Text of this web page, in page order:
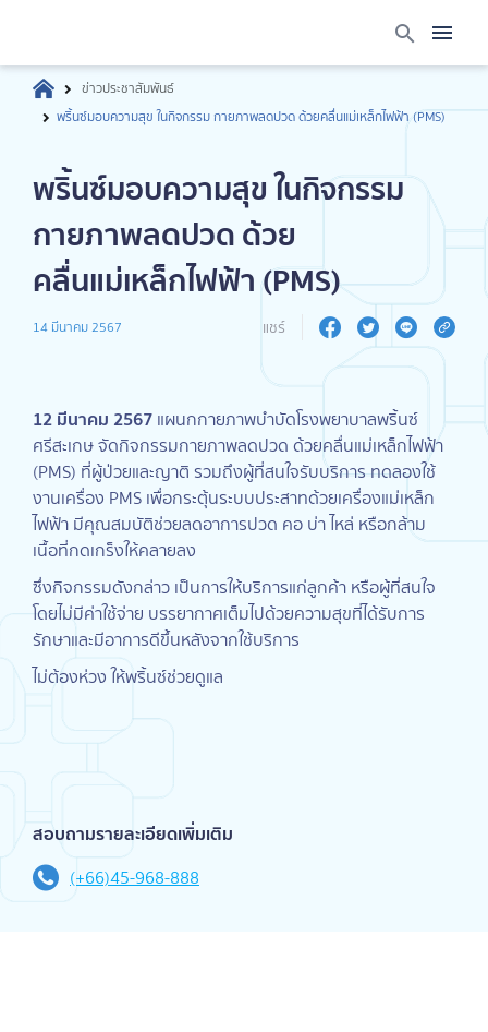
ข่าวประชาสัมพันธ์
พริ้นซ์มอบความสุข ในกิจกรรม กายภาพลดปวด ด้วยคลื่นแม่เหล็กไฟฟ้า (PMS)
พริ้นซ์มอบความสุข ในกิจกรรม
กายภาพลดปวด ด้วย
คลื่นแม่เหล็กไฟฟ้า (PMS)
14 มีนาคม 2567 แชร์
12 มีนาคม 2567 แผนกกายภาพบำบัดโรงพยาบาลพริ้นซ์
ศรีสะเกษ จัดกิจกรรมกายภาพลดปวด ด้วยคลื่นแม่เหล็กไฟฟ้า
(PMS) ที่ผู้ป่วยและญาติ รวมถึงผู้ที่สนใจรับบริการ ทดลองใช้
งานเครื่อง PMS เพื่อกระตุ้นระบบประสาทด้วยเครื่องแม่เหล็ก
ไฟฟ้า มีคุณสมบัติช่วยลดอาการปวด คอ บ่า ไหล่ หรือกล้าม
เนื้อที่กดเกร็งให้คลายลง
ซึ่งกิจกรรมดังกล่าว เป็นการให้บริการแก่ลูกค้า หรือผู้ที่สนใจ
โดยไม่มีค่าใช้จ่าย บรรยากาศเต็มไปด้วยความสุขที่ได้รับการ
รักษาและมีอาการดีขึ้นหลังจากใช้บริการ
ไม่ต้องห่วง ให้พริ้นซ์ช่วยดูแล
สอบถามรายละเอียดเพิ่มเติม
(+66)45-968-888